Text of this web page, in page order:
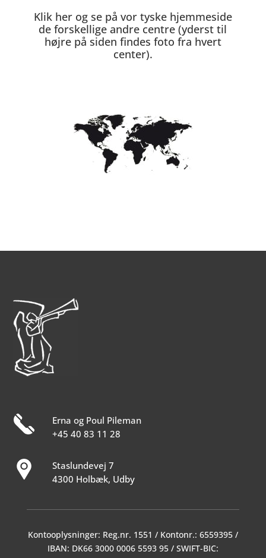
Klik her og se på vor tyske hjemmeside
de forskellige andre centre (yderst til
højre på siden findes foto fra hvert
center).
Erna og Poul Pileman
+45 40 83 11 28
Staslundevej 7
4300 Holbæk, Udby
Kontooplysninger: Reg.nr. 1551 / Kontonr.: 6559395 /
IBAN: DK66 3000 0006 5593 95 / SWIFT-BIC: